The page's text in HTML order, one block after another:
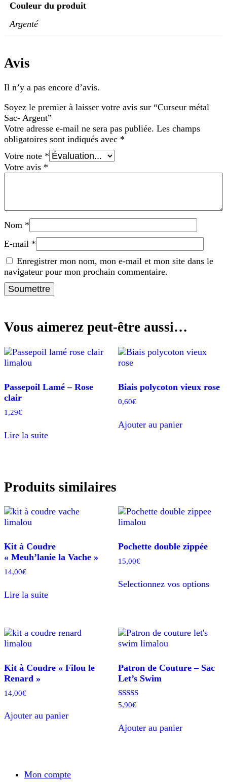
Couleur du produit
Argenté
Avis
Il n’y a pas encore d’avis.
Soyez le premier à laisser votre avis sur “Curseur métal
Sac- Argent”
Votre adresse e-mail ne sera pas publiée. Les champs
obligatoires sont indiqués avec *
Votre note *
Votre avis *
Nom *
E-mail *
Enregistrer mon nom, mon e-mail et mon site dans le
navigateur pour mon prochain commentaire.
Vous aimerez peut-être aussi…
Passepoil Lamé – Rose
clair
1,29€
Lire la suite
Biais polycoton vieux rose
0,60€
Ajouter au panier
Produits similaires
Kit à Coudre
« Meuh’lanie la Vache »
14,00€
Lire la suite
Pochette double zippée
15,00€
Selectionnez vos options
Kit à Coudre « Filou le
Renard »
14,00€
Ajouter au panier
Patron de Couture – Sac
Let’s Swim
Note
5,90€
Ajouter au panier
Mon compte